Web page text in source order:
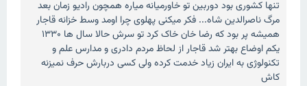
تنها کشوری بود دوربین تو خاورمیانه میاره همچون رادیو زمان بعد
مرگ ناصرالدین شاه... فکر میکنی پهلوی چرا اومد وسط خزانه قاجار
همیشه پر بود که رضا خان خاک کرد تو سرش حالا سال ها ۱۳۳۰
یکم اوضاع بهتر شد قاجار از لحاظ مردم دادری و مدارس علم و
تکنولوژی به ایران زیاد خدمت کرده ولی کسی دربارش حرف نمیزنه
کاش